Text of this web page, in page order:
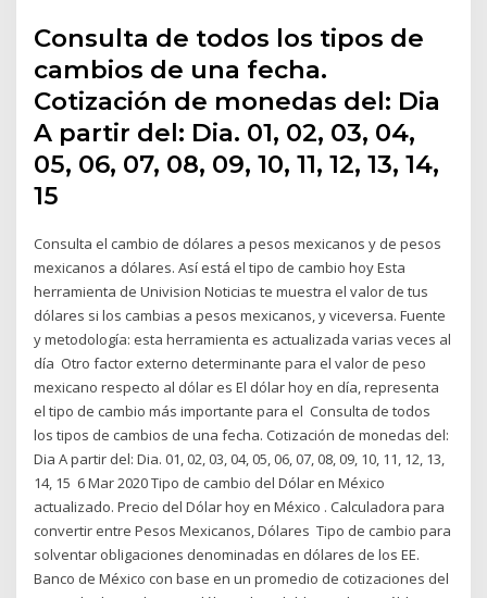
Consulta de todos los tipos de
cambios de una fecha.
Cotización de monedas del: Dia
A partir del: Dia. 01, 02, 03, 04,
05, 06, 07, 08, 09, 10, 11, 12, 13, 14,
15
Consulta el cambio de dólares a pesos mexicanos y de pesos
mexicanos a dólares. Así está el tipo de cambio hoy Esta
herramienta de Univision Noticias te muestra el valor de tus
dólares si los cambias a pesos mexicanos, y viceversa. Fuente
y metodología: esta herramienta es actualizada varias veces al
día Otro factor externo determinante para el valor de peso
mexicano respecto al dólar es El dólar hoy en día, representa
el tipo de cambio más importante para el Consulta de todos
los tipos de cambios de una fecha. Cotización de monedas del:
Dia A partir del: Dia. 01, 02, 03, 04, 05, 06, 07, 08, 09, 10, 11, 12, 13,
14, 15 6 Mar 2020 Tipo de cambio del Dólar en México
actualizado. Precio del Dólar hoy en México . Calculadora para
convertir entre Pesos Mexicanos, Dólares Tipo de cambio para
solventar obligaciones denominadas en dólares de los EE.
Banco de México con base en un promedio de cotizaciones del